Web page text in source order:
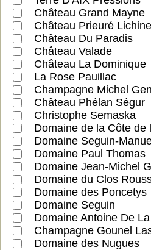
Château Grand Mayne
Château Prieuré Lichine
Château Du Paradis
Château Valade
Château La Dominique
La Rose Pauillac
Champagne Michel
Château Phélan Ségur
Christophe Semaska
Domaine de la Côte de
Domaine Seguin-
Domaine Paul Thomas
Domaine Jean-Michel
Domaine du Clos
Domaine des Poncetys
Domaine Seguin
Domaine Antoine De
Champagne Gounel
Domaine des Nugues